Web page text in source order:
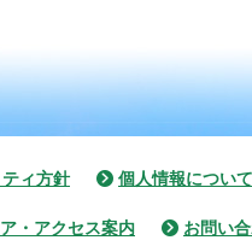
ィ方針 個人情報について
・アクセス案内 お問い